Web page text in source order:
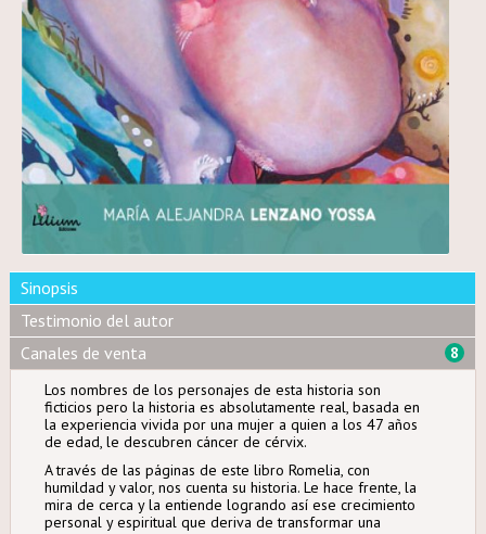
Sinopsis
Testimonio del autor
Canales de venta
8
Los nombres de los personajes de esta historia son
ficticios pero la historia es absolutamente real, basada en
la experiencia vivida por una mujer a quien a los 47 años
de edad, le descubren cáncer de cérvix.
A través de las páginas de este libro Romelia, con
humildad y valor, nos cuenta su historia. Le hace frente, la
mira de cerca y la entiende logrando así ese crecimiento
personal y espiritual que deriva de transformar una